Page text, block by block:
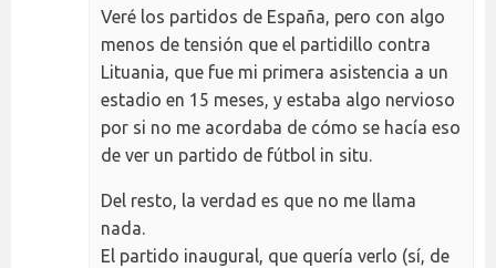
Veré los partidos de España, pero con algo
menos de tensión que el partidillo contra
Lituania, que fue mi primera asistencia a un
estadio en 15 meses, y estaba algo nervioso
por si no me acordaba de cómo se hacía eso
de ver un partido de fútbol in situ.
Del resto, la verdad es que no me llama
nada.
El partido inaugural, que quería verlo (sí, de